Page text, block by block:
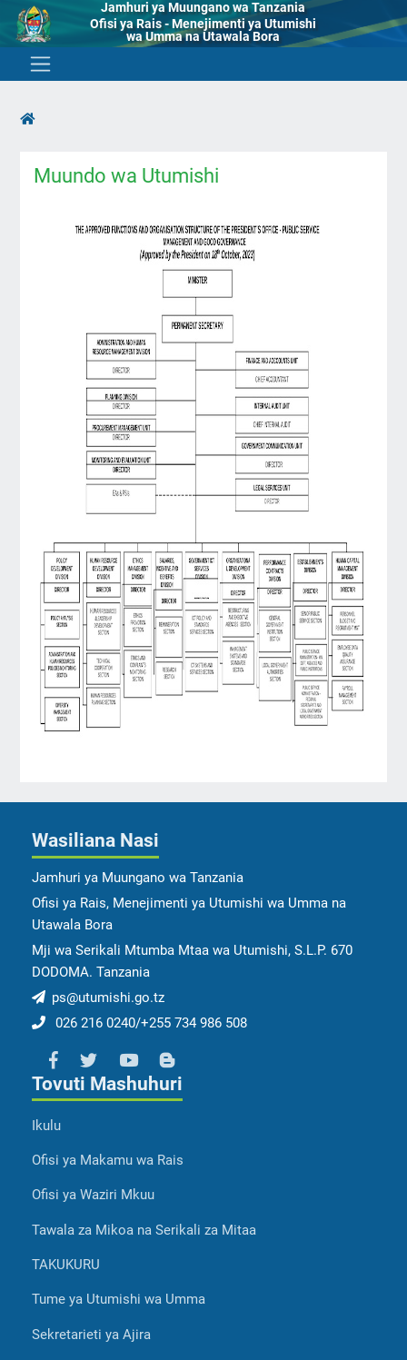
Jamhuri ya Muungano wa Tanzania
Ofisi ya Rais - Menejimenti ya Utumishi
wa Umma na Utawala Bora
Muundo wa Utumishi
Wasiliana Nasi
Jamhuri ya Muungano wa Tanzania
Ofisi ya Rais, Menejimenti ya Utumishi wa Umma na
Utawala Bora
Mji wa Serikali Mtumba Mtaa wa Utumishi, S.L.P. 670
DODOMA. Tanzania
ps@utumishi.go.tz
026 216 0240/+255 734 986 508
Tovuti Mashuhuri
Ikulu
Ofisi ya Makamu wa Rais
Ofisi ya Waziri Mkuu
Tawala za Mikoa na Serikali za Mitaa
TAKUKURU
Tume ya Utumishi wa Umma
Sekretarieti ya Ajira